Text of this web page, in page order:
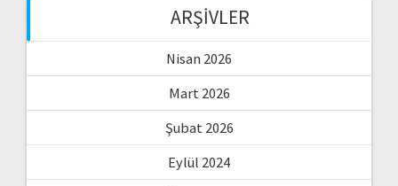
ARŞIVLER
Nisan 2026
Mart 2026
Şubat 2026
Eylül 2024